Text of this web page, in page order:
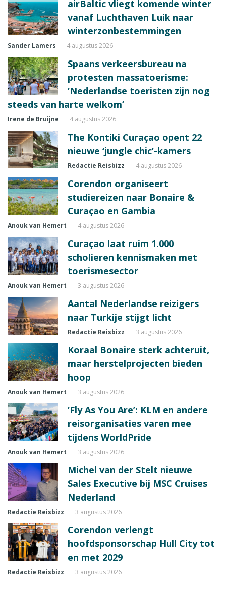
airBaltic vliegt komende winter
vanaf Luchthaven Luik naar
winterzonbestemmingen
Sander Lamers 4 augustus 2026
Spaans verkeersbureau na
protesten massatoerisme:
‘Nederlandse toeristen zijn nog
steeds van harte welkom’
Irene de Bruijne 4 augustus 2026
The Kontiki Curaçao opent 22
nieuwe ‘jungle chic’-kamers
Redactie Reisbizz 4 augustus 2026
Corendon organiseert
studiereizen naar Bonaire &
Curaçao en Gambia
Anouk van Hemert 4 augustus 2026
Curaçao laat ruim 1.000
scholieren kennismaken met
toerismesector
Anouk van Hemert 3 augustus 2026
Aantal Nederlandse reizigers
naar Turkije stijgt licht
Redactie Reisbizz 3 augustus 2026
Koraal Bonaire sterk achteruit,
maar herstelprojecten bieden
hoop
Anouk van Hemert 3 augustus 2026
‘Fly As You Are’: KLM en andere
reisorganisaties varen mee
tijdens WorldPride
Anouk van Hemert 3 augustus 2026
Michel van der Stelt nieuwe
Sales Executive bij MSC Cruises
Nederland
Redactie Reisbizz 3 augustus 2026
Corendon verlengt
hoofdsponsorschap Hull City tot
en met 2029
Redactie Reisbizz 3 augustus 2026